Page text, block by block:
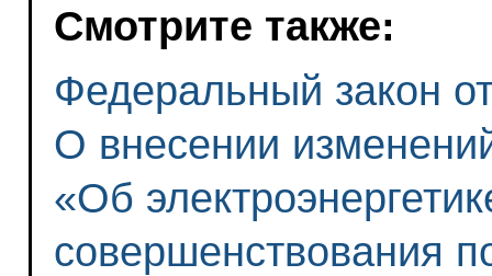
Смотрите также:
Федеральный закон
О внесении
«Об
совершенствования